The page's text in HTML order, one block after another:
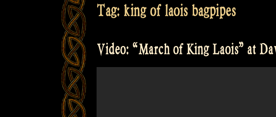
Tag: king of laois bagpipes
Video: “March of King Laois” at